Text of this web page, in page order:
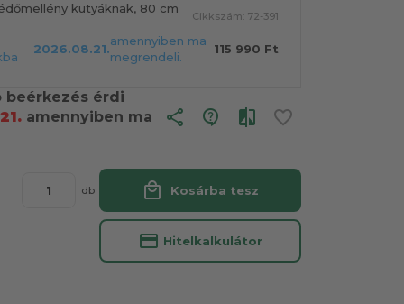
kutyáknak, 80 cm
Cikkszám: 72-391
2026.08.21.
amennyiben ma
megrendeli.
115 990 Ft
beérkezés érdi
amennyiben ma
share
db local_mall Kosárba tesz
credit_card Hitelkalkulátor